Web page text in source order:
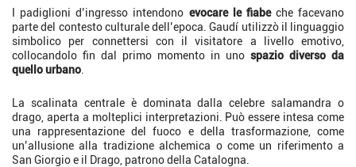
I padiglioni d’ingresso intendono evocare le fiabeche facevano
parte del contesto culturale dell’epoca. Gaudí utilizzò il linguaggio
simbolico per connettersi con il visitatore a livello emotivo,
collocandolo fin dal primo momento in uno spazio diverso da
quello urbano
La scalinata centrale è dominata dalla celebre salamandra o
drago, aperta a molteplici interpretazioni. Può essere intesa come
una rappresentazione del fuoco e della trasformazione, come
un’allusione alla tradizione alchemica o come un riferimento a
San Giorgio e il Drago, patrono della Catalogna.